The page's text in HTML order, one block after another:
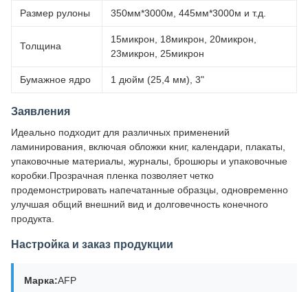
Размер рулоны 350мм*3000м, 445мм*3000м и т.д.
Толщина
15микрон, 18микрон, 20микрон,
23микрон, 25микрон
Бумажное ядро 1 дюйм (25,4 мм), 3"
Заявления
Идеально подходит для различных применений
ламинирования, включая обложки книг, календари, плакаты,
упаковочные материалы, журналы, брошюры и упаковочные
коробки.Прозрачная пленка позволяет четко
продемонстрировать напечатанные образцы, одновременно
улучшая общий внешний вид и долговечность конечного
продукта.
Настройка и заказ продукции
Марка:AFP